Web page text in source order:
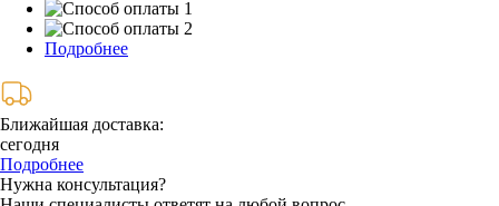
Подробнее
Ближайшая доставка:
сегодня
Подробнее
Нужна консультация?